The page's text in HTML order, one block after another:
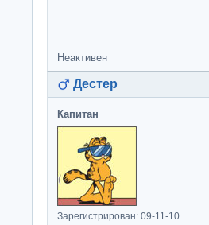
Неактивен
Дестер
Капитан
Зарегистрирован: 09-11-10